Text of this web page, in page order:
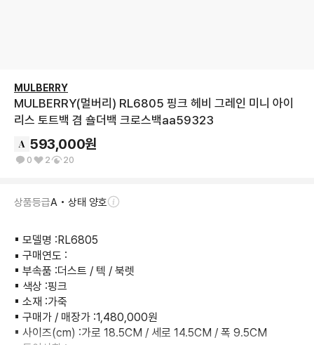
MULBERRY
MULBERRY(멀버리) RL6805 핑크 헤비 그레인 미니 아이
리스 토트백 겸 숄더백 크로스백aa59323
593,000원
0 2 20
상품등급A • 상태 양호
▪︎ 모델명 :RL6805
▪︎ 구매연도 :
▪︎ 부속품 :더스트 / 텍 / 북렛
▪︎ 색상 :핑크
▪︎ 소재 :가죽
▪︎ 구매가 / 매장가 :1,480,000원
▪︎ 사이즈(cm) :가로 18.5CM / 세로 14.5CM / 폭 9.5CM